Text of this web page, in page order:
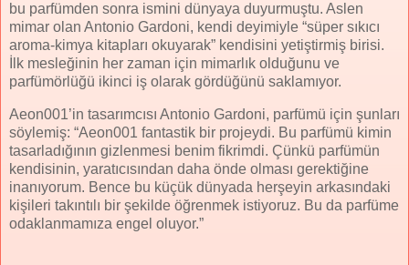
bu parfümden sonra ismini dünyaya duyurmuştu. Aslen
mimar olan Antonio Gardoni, kendi deyimiyle “süper sıkıcı
aroma-kimya kitapları okuyarak” kendisini yetiştirmiş birisi.
İlk mesleğinin her zaman için mimarlık olduğunu ve
parfümörlüğü ikinci iş olarak gördüğünü saklamıyor.
Aeon001’in tasarımcısı Antonio Gardoni, parfümü için şunları
söylemiş: “Aeon001 fantastik bir projeydi. Bu parfümü kimin
tasarladığının gizlenmesi benim fikrimdi. Çünkü parfümün
kendisinin, yaratıcısından daha önde olması gerektiğine
inanıyorum. Bence bu küçük dünyada herşeyin arkasındaki
kişileri takıntılı bir şekilde öğrenmek istiyoruz. Bu da parfüme
odaklanmamıza engel oluyor.”